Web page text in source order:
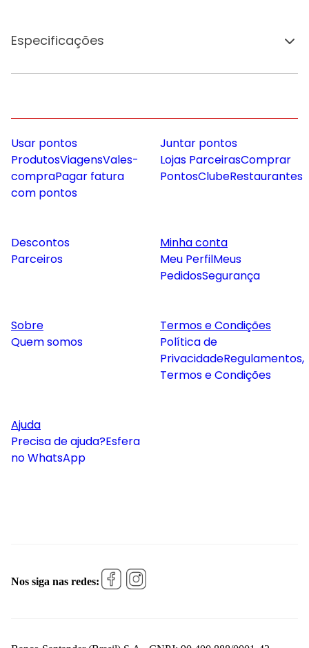
Especificações
Usar pontos
ProdutosViagensVales-
compraPagar fatura
com pontos
Juntar pontos
Lojas ParceirasComprar
PontosClubeRestaurantes
Descontos
Parceiros
Minha conta
Meu PerfilMeus
PedidosSegurança
Sobre
Quem somos
Termos e Condições
Política de
PrivacidadeRegulamentos,
Termos e Condições
Ajuda
Precisa de ajuda?Esfera
no WhatsApp
Nos siga nas redes: